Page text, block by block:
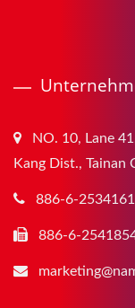
NO. 10, Lane
Kang Dist., Tainan
886-6-2534161
886-6-